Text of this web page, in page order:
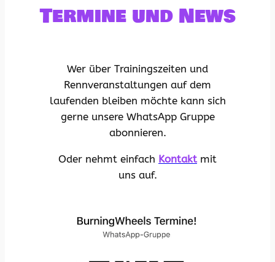
Termine und News
Wer über Trainingszeiten und
Rennveranstaltungen auf dem
laufenden bleiben möchte kann sich
gerne unsere WhatsApp Gruppe
abonnieren.
Oder nehmt einfach Kontakt mit
uns auf.